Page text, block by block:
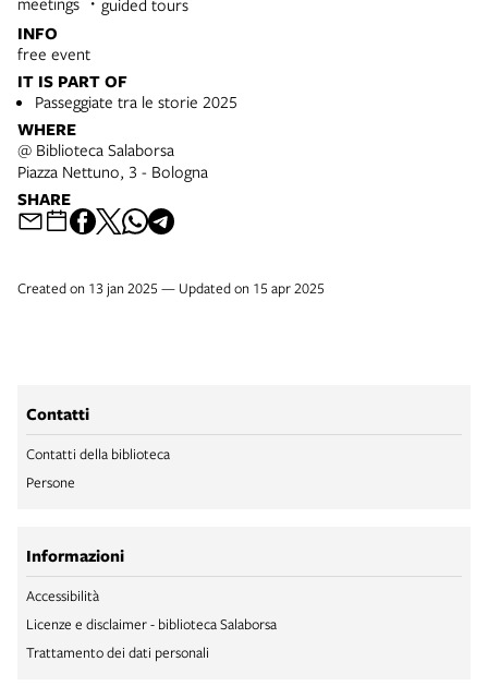
INFO
free event
IT IS PART OF
Passeggiate tra le storie 2025
WHERE
@ Biblioteca Salaborsa
Piazza Nettuno, 3 - Bologna
SHARE
Created on 13 jan 2025 — Updated on 15 apr 2025
Contatti
Contatti della biblioteca
Persone
Informazioni
Accessibilità
Licenze e disclaimer - biblioteca Salaborsa
Trattamento dei dati personali